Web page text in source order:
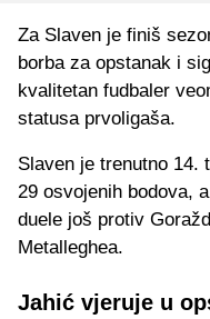
Za Slaven je finiš
borba za opstanak i
kvalitetan fudbaler
statusa prvoligaša.
Slaven je trenutno 14.
29 osvojenih bodova,
duele još protiv
Metalleghea.
Jahić vjeruje u